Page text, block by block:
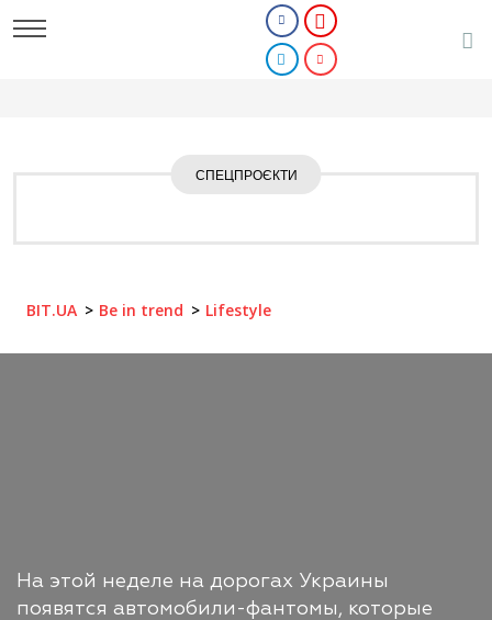
СПЕЦПРОЄКТИ
BIT.UA Be in trend Lifestyle
На этой неделе на дорогах Украины
появятся автомобили-фантомы, которые